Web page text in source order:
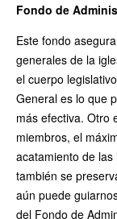
Fondo de
Este fondo
generales de la
el cuerpo
General es lo que
más efectiva. Otro
miembros, el
acatamiento de
también se
aún puede
del Fondo de